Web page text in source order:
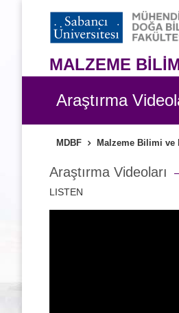
MALZEME
Araştırma
MDBF Malzeme Bilimi ve
Araştırma Videoları
LISTEN